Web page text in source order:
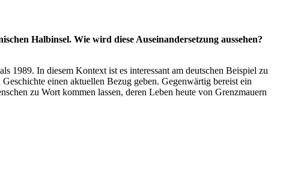
Halbinsel. Wie wird diese Auseinandersetzung aussehen?
1989. In diesem Kontext ist es interessant am deutschen Beispiel zu
einen aktuellen Bezug geben. Gegenwärtig bereist ein
zu Wort kommen lassen, deren Leben heute von Grenzmauern